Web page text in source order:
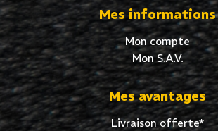
Mes informations
Mon compte
Mon S.A.V.
Mes avantages
Livraison offerte*